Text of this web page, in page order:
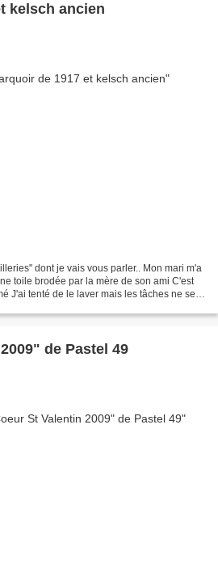
kelsch ancien
dont je vais vous parler.. Mon mari m'a
toile brodée par la mère de son ami C'est
J'ai tenté de le laver mais les tâches ne se
de Pastel 49